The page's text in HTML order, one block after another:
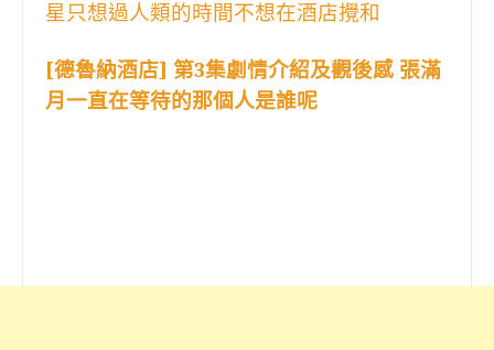
星只想過人類的時間不想在酒店攪和
[德魯納酒店] 第3集劇情介紹及觀後感 張滿
月一直在等待的那個人是誰呢